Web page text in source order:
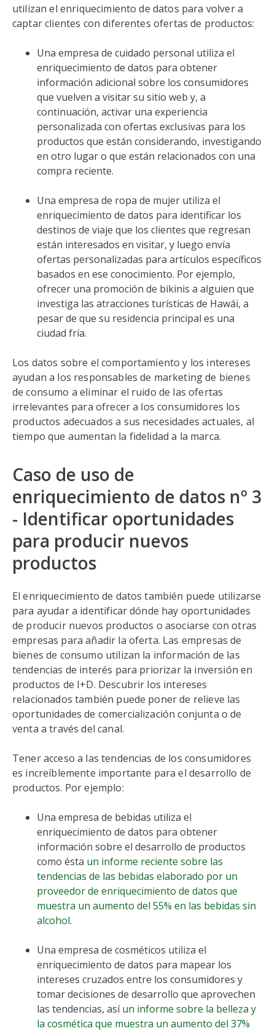
utilizan el enriquecimiento de datos para volver a
captar clientes con diferentes ofertas de productos:
Una empresa de cuidado personal utiliza el
enriquecimiento de datos para obtener
información adicional sobre los consumidores
que vuelven a visitar su sitio web y, a
continuación, activar una experiencia
personalizada con ofertas exclusivas para los
productos que están considerando, investigando
en otro lugar o que están relacionados con una
compra reciente.
Una empresa de ropa de mujer utiliza el
enriquecimiento de datos para identificar los
destinos de viaje que los clientes que regresan
están interesados en visitar, y luego envía
ofertas personalizadas para artículos específicos
basados en ese conocimiento. Por ejemplo,
ofrecer una promoción de bikinis a alguien que
investiga las atracciones turísticas de Hawái, a
pesar de que su residencia principal es una
ciudad fría.
Los datos sobre el comportamiento y los intereses
ayudan a los responsables de marketing de bienes
de consumo a eliminar el ruido de las ofertas
irrelevantes para ofrecer a los consumidores los
productos adecuados a sus necesidades actuales, al
tiempo que aumentan la fidelidad a la marca.
Caso de uso de
enriquecimiento de datos nº 3
- Identificar oportunidades
para producir nuevos
productos
El enriquecimiento de datos también puede utilizarse
para ayudar a identificar dónde hay oportunidades
de producir nuevos productos o asociarse con otras
empresas para añadir la oferta. Las empresas de
bienes de consumo utilizan la información de las
tendencias de interés para priorizar la inversión en
productos de I+D. Descubrir los intereses
relacionados también puede poner de relieve las
oportunidades de comercialización conjunta o de
venta a través del canal.
Tener acceso a las tendencias de los consumidores
es increíblemente importante para el desarrollo de
productos. Por ejemplo:
Una empresa de bebidas utiliza el
enriquecimiento de datos para obtener
información sobre el desarrollo de productos
como ésta un informe reciente sobre las
tendencias de las bebidas elaborado por un
proveedor de enriquecimiento de datos que
muestra un aumento del 55% en las bebidas sin
alcohol.
Una empresa de cosméticos utiliza el
enriquecimiento de datos para mapear los
intereses cruzados entre los consumidores y
tomar decisiones de desarrollo que aprovechen
las tendencias, asíun informe sobre la belleza y
la cosmética que muestra un aumento del 37%